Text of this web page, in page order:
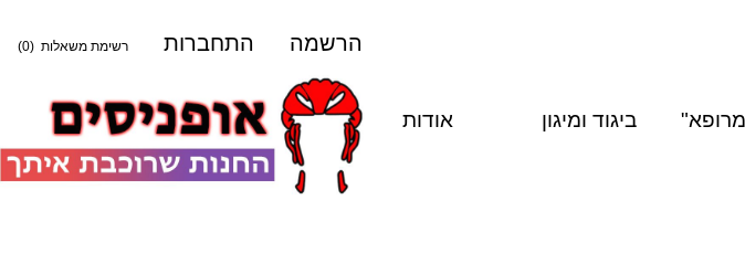
הרשמה התחברות רשימת משאלות (0)
ביגוד ומיגון
אודות